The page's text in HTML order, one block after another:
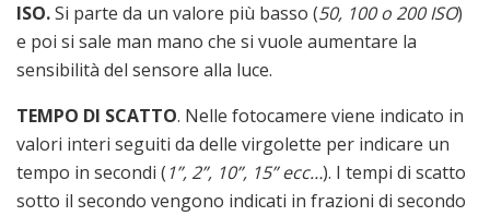
ISO.Si parte da un valore più basso (50, 100 o 200 ISO)
e poi si sale man mano che si vuole aumentare la
sensibilità del sensore alla luce.
TEMPO DI SCATTO. Nelle fotocamere viene indicato in
valori interi seguiti da delle virgolette per indicare un
tempo in secondi ( 1”, 2”, 10”, 15” ecc…). I tempi di scatto
sotto il secondo vengono indicati in frazioni di secondo